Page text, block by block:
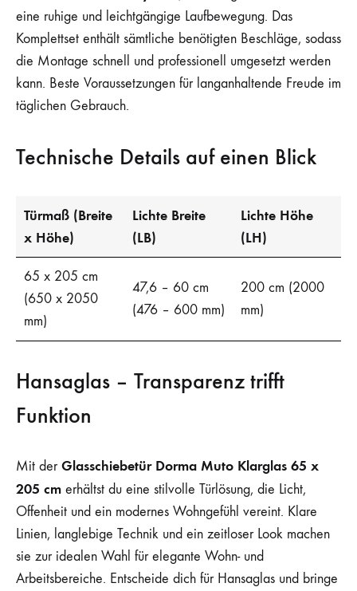
eine ruhige und leichtgängige Laufbewegung. Das
Komplettset enthält sämtliche benötigten Beschläge, sodass
die Montage schnell und professionell umgesetzt werden
kann. Beste Voraussetzungen für langanhaltende Freude im
täglichen Gebrauch.
Technische Details auf einen Blick
Türmaß (Breite
x Höhe)
Lichte Breite
(LB)
Lichte Höhe
(LH)
65 x 205 cm
(650 x 2050
mm)
47,6 – 60 cm
(476 – 600 mm)
200 cm (2000
mm)
Hansaglas – Transparenz trifft
Funktion
Mit derGlasschiebetür Dorma Muto Klarglas 65 x
205 cm erhältst du eine stilvolle Türlösung, die Licht,
Offenheit und ein modernes Wohngefühl vereint. Klare
Linien, langlebige Technik und ein zeitloser Look machen
sie zur idealen Wahl für elegante Wohn- und
Arbeitsbereiche. Entscheide dich für Hansaglas und bringe